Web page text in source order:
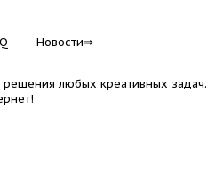
Новости
любых креативных задач.